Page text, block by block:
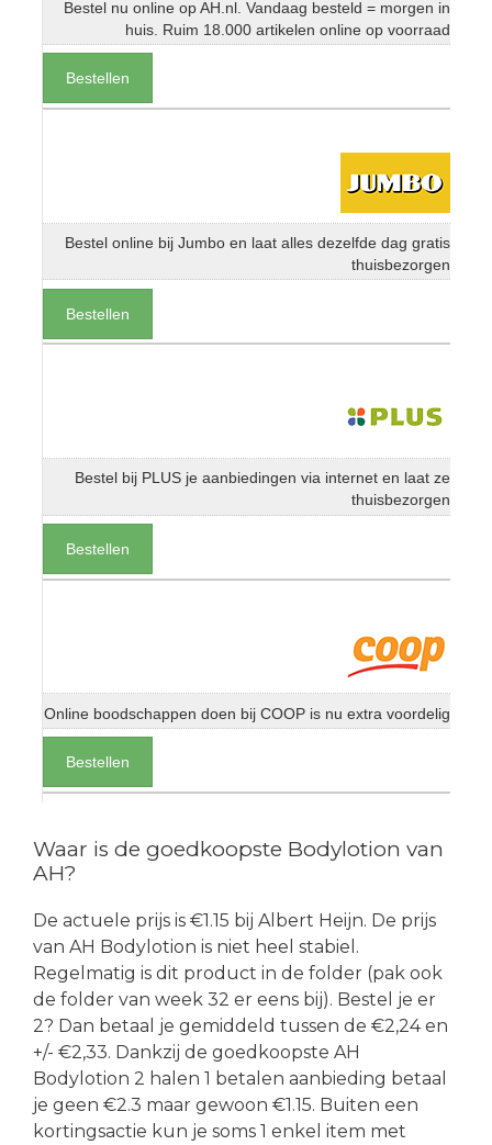
Bestel nu online op AH.nl. Vandaag besteld = morgen in
huis. Ruim 18.000 artikelen online op voorraad
Bestellen
Bestel online bij Jumbo en laat alles dezelfde dag gratis
thuisbezorgen
Bestellen
Bestel bij PLUS je aanbiedingen via internet en laat ze
thuisbezorgen
Bestellen
Online boodschappen doen bij COOP is nu extra voordelig
Bestellen
Waar is de goedkoopste Bodylotion van
AH?
De actuele prijs is €1.15 bij Albert Heijn. De prijs
van AH Bodylotion is niet heel stabiel.
Regelmatig is dit product in de folder (pak ook
de folder van week 32 er eens bij). Bestel je er
2? Dan betaal je gemiddeld tussen de €2,24 en
+/- €2,33. Dankzij de goedkoopste AH
Bodylotion 2 halen 1 betalen aanbieding betaal
je geen €2.3 maar gewoon €1.15. Buiten een
kortingsactie kun je soms 1 enkel item met